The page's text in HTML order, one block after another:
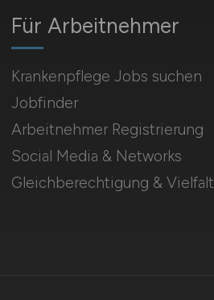
Für Arbeitnehmer
Krankenpflege Jobs suchen
Jobfinder
Arbeitnehmer Registrierung
Social Media & Networks
Gleichberechtigung & Vielfalt